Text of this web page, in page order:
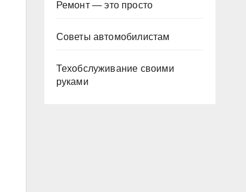
Ремонт — это просто
Советы автомобилистам
Техобслуживание своими
руками